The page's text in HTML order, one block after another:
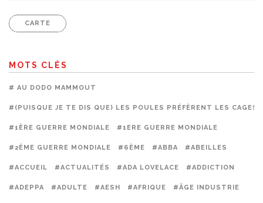
CARTE
MOTS CLÉS
# AU DODO MAMMOUT
#(PUISQUE JE TE DIS QUE) LES POULES PRÉFÈRENT LES CAGES
#1ÈRE GUERRE MONDIALE #1ERE GUERRE MONDIALE
#2ÈME GUERRE MONDIALE #6ÈME #ABBA #ABEILLES
#ACCUEIL #ACTUALITÉS #ADA LOVELACE #ADDICTION
#ADEPPA #ADULTE #AESH #AFRIQUE #ÂGE INDUSTRIE